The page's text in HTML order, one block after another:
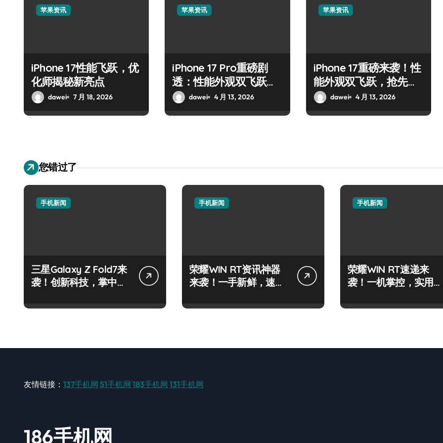
苹果资讯
iPhone 17性能飞跃，优
化师揭秘新亮点
dawei 7 月 18, 2026
苹果资讯
iPhone 17 Pro重磅剧
透：性能外观双飞跃，
抢先揭秘新亮点！
dawei 4 月 13, 2026
苹果资讯
iPhone 17重磅来袭！性
能外观双飞跃，抢先解
锁新亮点
dawei 4 月 13, 2026
您错过了
手机新闻
三星Galaxy Z Fold7来
袭！创新科技，掌中折
手机新闻
荣耀WIN RT资讯神器
来袭！一手新鲜，速握
手机新闻
荣耀WIN RT速递来
袭！一机掌控，实用资
友情链接： 137手机网 51手机网 183手机网 131手机网
186手机网